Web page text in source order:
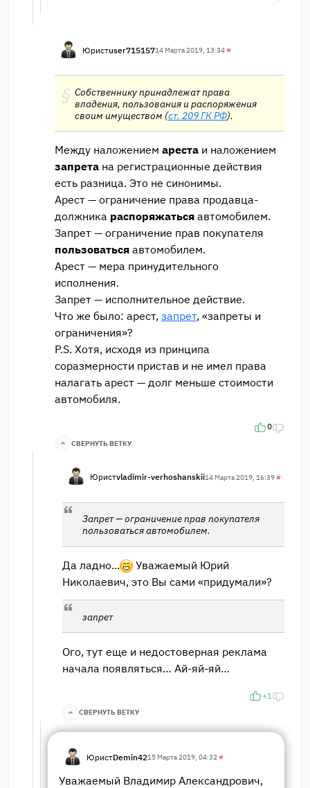
Юристuser71515714 Марта 2019, 13:34#
Собственнику принадлежат права
владения, пользования и распоряжения
своим имуществом (ст. 209 ГК РФ).
Между наложением ареста и наложением
запрета на регистрационные действия
есть разница. Это не синонимы.
Арест — ограничение права продавца-
должника распоряжаться автомобилем.
Запрет — ограничение прав покупателя
пользоваться автомобилем.
Арест — мера принудительного
исполнения.
Запрет — исполнительное действие.
Что же было: арест, запрет, «запреты и
ограничения»?
P.S. Хотя, исходя из принципа
соразмерности пристав и не имел права
налагать арест — долг меньше стоимости
автомобиля.
0
СВЕРНУТЬ ВЕТКУ
Юристvladimir-verhoshanskii14 Марта 2019, 16:39#
Запрет — ограничение прав покупателя
пользоваться автомобилем.
Да ладно...
Уважаемый Юрий
Николаевич, это Вы сами «придумали»?
запрет
Ого, тут еще и недостоверная реклама
начала появляться… Ай-яй-яй…
+1
СВЕРНУТЬ ВЕТКУ
ЮристDemin4215 Марта 2019, 04:32#
Уважаемый Владимир Александрович,